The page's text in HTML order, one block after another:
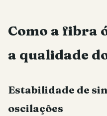
Como a fibra
a qualidade
Estabilidade de
oscilações